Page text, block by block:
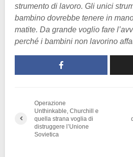
strumento di lavoro. Gli unici
bambino dovrebbe tenere in
matite. Da grande voglio fare
perché i bambini non lavorino
Operazione
Unthinkable, Churchill e
quella strana voglia di
distruggere l’Unione
Sovietica